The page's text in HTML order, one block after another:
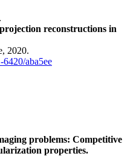
.
reconstructions in
2020.
aba5ee
problems: Competitive
properties.